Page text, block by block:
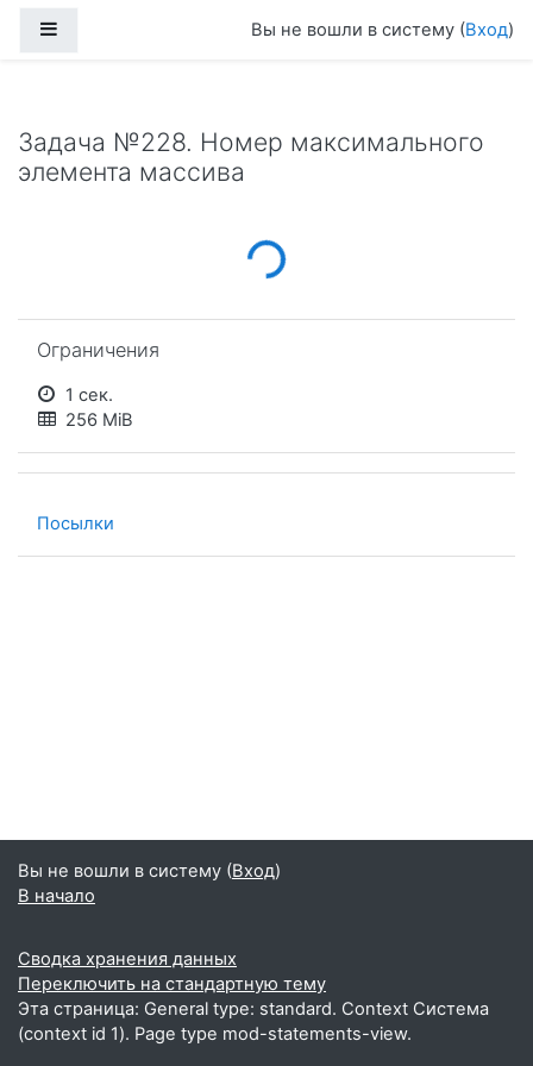
Вы не вошли в систему (Вход)
Задача №228. Номер максимального
элемента массива
Loading...
Ограничения
1 сек.
256 MiB
Посылки
Вы не вошли в систему (Вход)
В начало
Сводка хранения данных
Переключить на стандартную тему
Эта страница: General type: standard. Context Система
(context id 1). Page type mod-statements-view.